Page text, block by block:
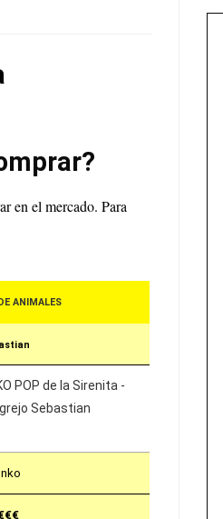
en el mercado. Para
ANIMALES